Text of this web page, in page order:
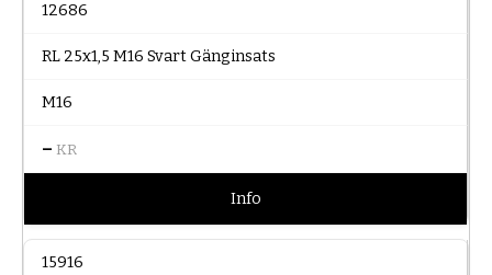
12686
RL 25x1,5 M16 Svart Gänginsats
M16
– KR
Info
15916